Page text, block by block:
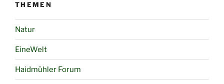
THEMEN
Natur
EineWelt
Haidmühler Forum